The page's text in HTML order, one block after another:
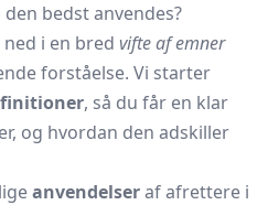
bedst anvendes?
i en bred vifte af emner
forståelse. Vi starter
, så du får en klar
og hvordan den adskiller
anvendelseraf afrettere i